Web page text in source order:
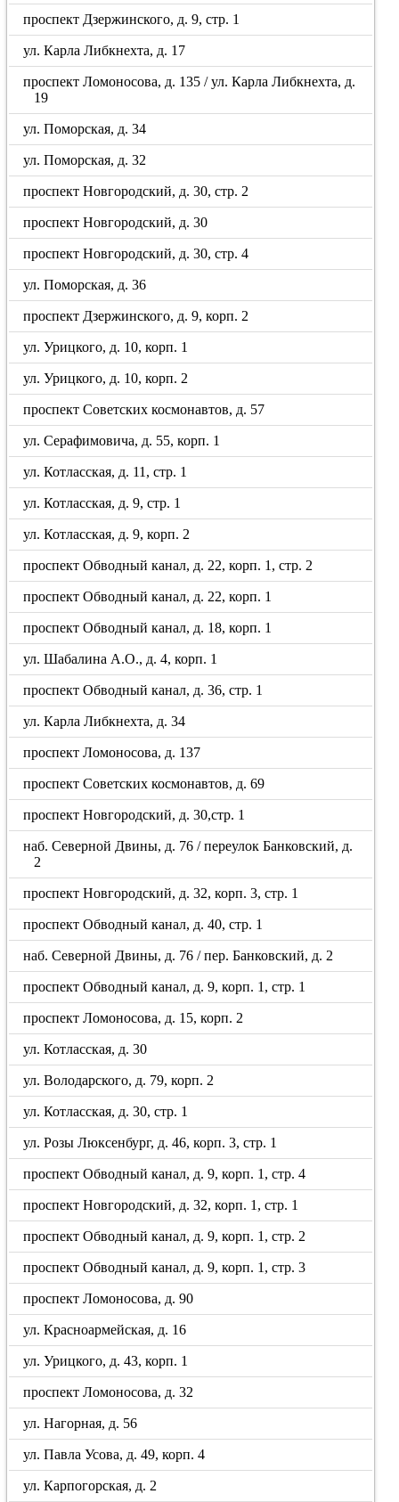
проспект Дзержинского, д. 9, стр. 1
ул. Карла Либкнехта, д. 17
проспект Ломоносова, д. 135 / ул. Карла Либкнехта, д.
19
ул. Поморская, д. 34
ул. Поморская, д. 32
проспект Новгородский, д. 30, стр. 2
проспект Новгородский, д. 30
проспект Новгородский, д. 30, стр. 4
ул. Поморская, д. 36
проспект Дзержинского, д. 9, корп. 2
ул. Урицкого, д. 10, корп. 1
ул. Урицкого, д. 10, корп. 2
проспект Советских космонавтов, д. 57
ул. Серафимовича, д. 55, корп. 1
ул. Котласская, д. 11, стр. 1
ул. Котласская, д. 9, стр. 1
ул. Котласская, д. 9, корп. 2
проспект Обводный канал, д. 22, корп. 1, стр. 2
проспект Обводный канал, д. 22, корп. 1
проспект Обводный канал, д. 18, корп. 1
ул. Шабалина А.О., д. 4, корп. 1
проспект Обводный канал, д. 36, стр. 1
ул. Карла Либкнехта, д. 34
проспект Ломоносова, д. 137
проспект Советских космонавтов, д. 69
проспект Новгородский, д. 30,стр. 1
наб. Северной Двины, д. 76 / переулок Банковский, д.
2
проспект Новгородский, д. 32, корп. 3, стр. 1
проспект Обводный канал, д. 40, стр. 1
наб. Северной Двины, д. 76 / пер. Банковский, д. 2
проспект Обводный канал, д. 9, корп. 1, стр. 1
проспект Ломоносова, д. 15, корп. 2
ул. Котласская, д. 30
ул. Володарского, д. 79, корп. 2
ул. Котласская, д. 30, стр. 1
ул. Розы Люксенбург, д. 46, корп. 3, стр. 1
проспект Обводный канал, д. 9, корп. 1, стр. 4
проспект Новгородский, д. 32, корп. 1, стр. 1
проспект Обводный канал, д. 9, корп. 1, стр. 2
проспект Обводный канал, д. 9, корп. 1, стр. 3
проспект Ломоносова, д. 90
ул. Красноармейская, д. 16
ул. Урицкого, д. 43, корп. 1
проспект Ломоносова, д. 32
ул. Нагорная, д. 56
ул. Павла Усова, д. 49, корп. 4
ул. Карпогорская, д. 2